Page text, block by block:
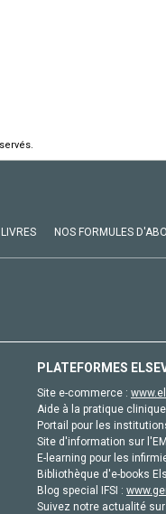
LIVRES NOS FORMULES
PLATEFORMES
Site e-commerce :
Aide à la pratique
Portail pour les
Site d'information sur
E-learning pour les
Bibliothèque d'e-books
Blog special IFSI :
Suivez notre actualité